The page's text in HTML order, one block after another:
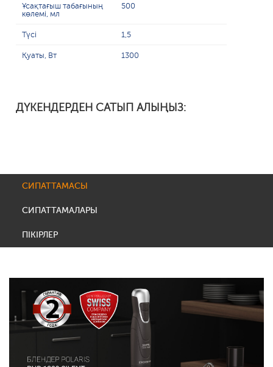
Ұсақтағыш табағының
көлемі, мл
500
Түсі 1,5
Қуаты, Вт 1300
ДҮКЕНДЕРДЕН САТЫП АЛЫҢЫЗ:
СИПАТТАМАСЫ
СИПАТТАМАЛАРЫ
ПІКІРЛЕР